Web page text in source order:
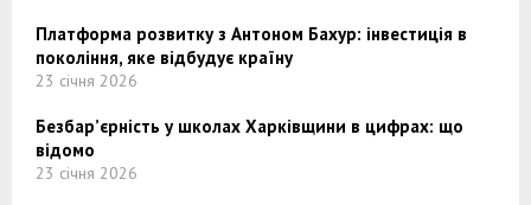
Платформа розвитку з Антоном Бахур: інвестиція в
покоління, яке відбудує країну
23 січня 2026
Безбар’єрність у школах Харківщини в цифрах: що
відомо
23 січня 2026